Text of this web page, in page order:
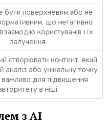
бути поверхневим або не
що негативно
користувачів і їх
залучення.
створювати контент, який
аналіз або унікальну точку
для підвищення
в ніші.
з AI